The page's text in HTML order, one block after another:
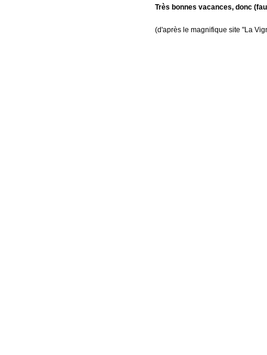
Très bonnes vacances, donc
(d'après le magnifique site "La